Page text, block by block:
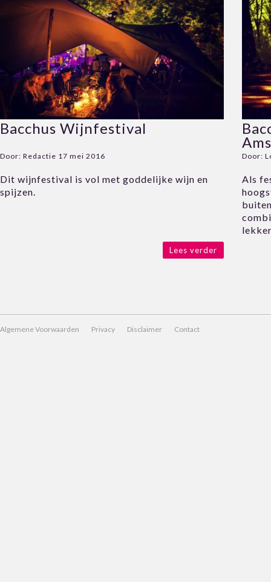
Bacchus Wijnfestival
Door: Redactie 17 mei 2016
Dit wijnfestival is vol met goddelijke wijn en
spijzen.
Lees verder
Door:
Als
Algemene Voorwaarden Privacy Disclaimer Contact